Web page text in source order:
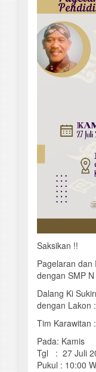
Saksikan !!
Pagelaran dan
dengan SMP
Dalang Ki
dengan Lakon
Tim Karawitan
Pada: Kamis
Tgl : 27 Juli
Pukul : 10:00